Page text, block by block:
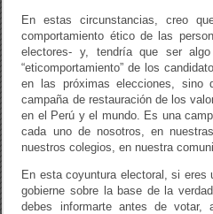
En estas circunstancias, creo
comportamiento ético de las
electores- y, tendría que ser
“eticomportamiento” de los
en las próximas elecciones, sino
campaña de restauración de los
en el Perú y el mundo. Es una
cada uno de nosotros, en
nuestros colegios, en nuestra
En esta coyuntura electoral, si eres
gobierne sobre la base de la
debes informarte antes de votar,